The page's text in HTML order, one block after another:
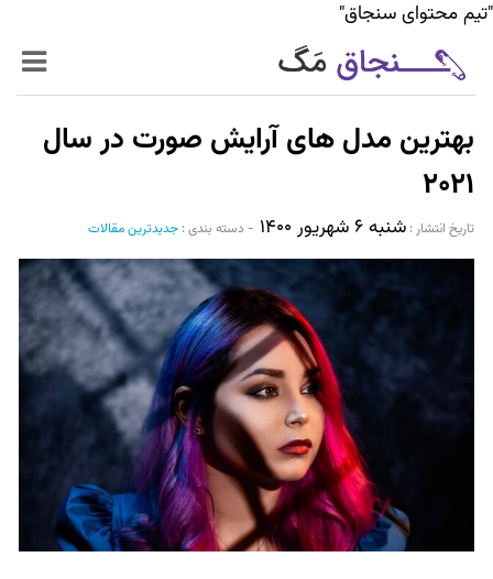
"تیم محتوای سنجاق"
زنده‌تر
سیر تا پیاز خدمات
World Mag
بازار آنلاین سنجاق
بهترین مدل های آرایش صورت در سال
۲۰۲۱
تاریخ انتشار :‌ شنبه ۶ شهریور ۱۴۰۰ - دسته بندی : جدیدترین مقالات